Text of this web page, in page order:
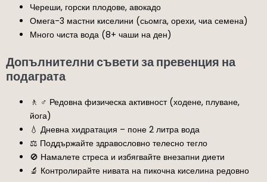
Череши, горски плодове, авокадо
Омега-3 мастни киселини (сьомга, орехи, чиа семена)
Много чиста вода (8+ чаши на ден)
Допълнителни съвети за превенция на
подаграта
🚶 ♂️ Редовна физическа активност (ходене, плуване,
йога)
💧 Дневна хидратация – поне 2 литра вода
⚖️ Поддържайте здравословно телесно тегло
🚫 Намалете стреса и избягвайте внезапни диети
🔬 Контролирайте нивата на пикочна киселина редовно